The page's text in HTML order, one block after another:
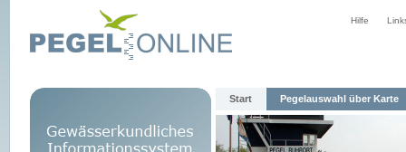
Hilfe
Start Pegelauswahl über Karte